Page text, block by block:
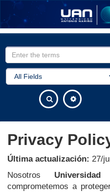
Skip to content
Privacy
Última actualización: 27/
Nosotros Universidad
comprometemos a